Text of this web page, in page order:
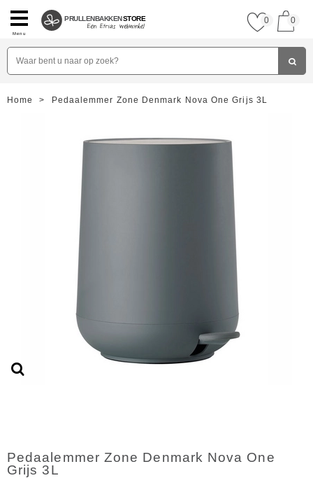
Menu
PRULLENBAKKENSTORE 0 0
Home > Pedaalemmer Zone Denmark Nova One Grijs 3L
Pedaalemmer Zone Denmark Nova One
Grijs 3L